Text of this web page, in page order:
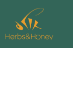
sadržaj